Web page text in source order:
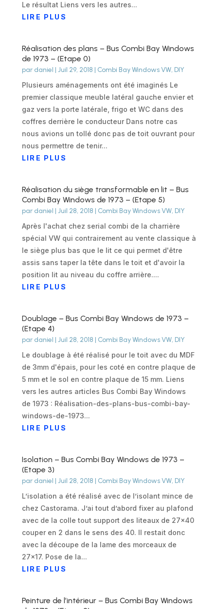
Le résultat Liens vers les autres...
LIRE PLUS
Réalisation des plans – Bus Combi Bay Windows
de 1973 – (Etape 0)
par daniel | Juil 29, 2018 | Combi Bay Windows VW, DIY
Plusieurs aménagements ont été imaginés Le
premier classique meuble latéral gauche envier et
gaz vers la porte latérale, frigo et WC dans des
coffres derrière le conducteur Dans notre cas
nous avions un tollé donc pas de toit ouvrant pour
nous permettre de tenir...
LIRE PLUS
Réalisation du siège transformable en lit – Bus
Combi Bay Windows de 1973 – (Etape 5)
par daniel | Juil 28, 2018 | Combi Bay Windows VW, DIY
Après l'achat chez serial combi de la charrière
spécial VW qui contrairement au vente classique à
le siège plus bas que le lit ce qui permet d'être
assis sans taper la tête dans le toit et d'avoir la
position lit au niveau du coffre arrière....
LIRE PLUS
Doublage – Bus Combi Bay Windows de 1973 –
(Etape 4)
par daniel | Juil 28, 2018 | Combi Bay Windows VW, DIY
Le doublage à été réalisé pour le toit avec du MDF
de 3mm d'épais, pour les coté en contre plaque de
5 mm et le sol en contre plaque de 15 mm. Liens
vers les autres articles Bus Combi Bay Windows
de 1973 : Réalisation-des-plans-bus-combi-bay-
windows-de-1973...
LIRE PLUS
Isolation – Bus Combi Bay Windows de 1973 –
(Etape 3)
par daniel | Juil 28, 2018 | Combi Bay Windows VW, DIY
L’isolation a été réalisé avec de l’isolant mince de
chez Castorama. J’ai tout d’abord fixer au plafond
avec de la colle tout support des liteaux de 27x40
couper en 2 dans le sens des 40. Il restait donc
avec la découpe de la lame des morceaux de
27x17. Pose de la...
LIRE PLUS
Peinture de l’intérieur – Bus Combi Bay Windows